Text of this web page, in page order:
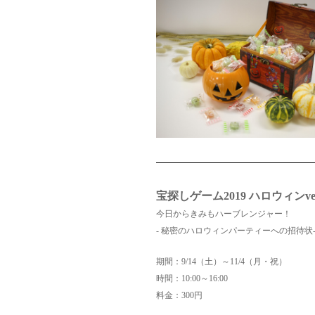
宝探しゲーム2019 ハロウィン
今日からきみもハーブレンジャー！
‐ 秘密のハロウィンパーティーへの招待状‐
期間：9/14（土）～11/4（月・祝）
時間：10:00～16:00
料金：300円